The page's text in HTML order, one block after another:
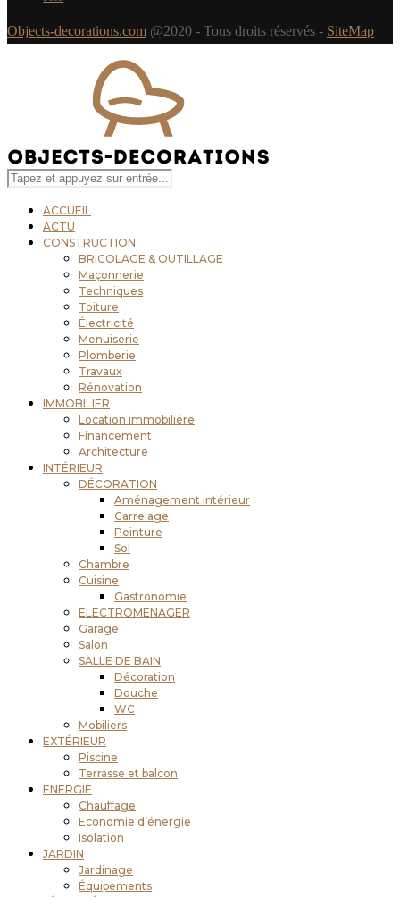
Objects-decorations.com @2020 - Tous droits réservés - SiteMap
ACCUEIL
ACTU
CONSTRUCTION
BRICOLAGE & OUTILLAGE
Maçonnerie
Techniques
Toiture
Électricité
Menuiserie
Plomberie
Travaux
Rénovation
IMMOBILIER
Location immobilière
Financement
Architecture
INTÉRIEUR
DÉCORATION
Aménagement intérieur
Carrelage
Peinture
Sol
Chambre
Cuisine
Gastronomie
ELECTROMENAGER
Garage
Salon
SALLE DE BAIN
Décoration
Douche
WC
Mobiliers
EXTÉRIEUR
Piscine
Terrasse et balcon
ENERGIE
Chauffage
Economie d’énergie
Isolation
JARDIN
Jardinage
Équipements